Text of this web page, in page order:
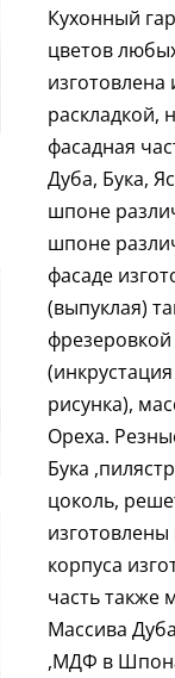
Кухонный
цветов
изготовлена
раскладкой,
фасадная
Дуба, Бука,
шпоне
шпоне
фасаде
(выпуклая)
рисунка),
Ореха.
Бука
цоколь,
корпуса
часть также
Массива
,МДФ в